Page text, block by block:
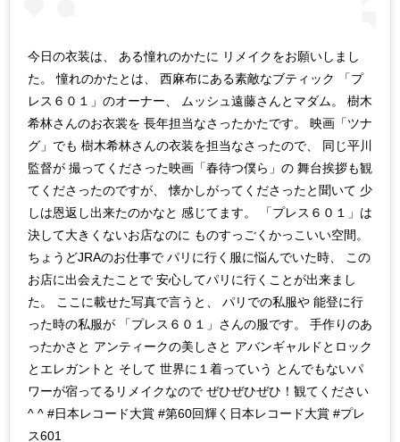
今日の衣装は、 ある憧れのかたに リメイクをお願いしまし
た。 憧れのかたとは、 西麻布にある素敵なブティック 「プ
レス６０１」のオーナー、 ムッシュ遠藤さんとマダム。 樹木
希林さんのお衣裳を 長年担当なさったかたです。 映画「ツナ
グ」でも 樹木希林さんの衣装を担当なさったので、 同じ平川
監督が 撮ってくださった映画「春待つ僕ら」の 舞台挨拶も観
てくださったのですが、 懐かしがってくださったと聞いて 少
しは恩返し出来たのかなと 感じてます。 「プレス６０１」は
決して大きくないお店なのに ものすっごくかっこいい空間。
ちょうどJRAのお仕事で パリに行く服に悩んでいた時、 この
お店に出会えたことで 安心してパリに行くことが出来まし
た。 ここに載せた写真で言うと、 パリでの私服や 能登に行
った時の私服が 「プレス６０１」さんの服です。 手作りのあ
ったかさと アンティークの美しさと アバンギャルドとロック
とエレガントと そして 世界に１着っていう とんでもないパ
ワーが宿ってるリメイクなので ぜひぜひぜひ！観てください
^ ^ #日本レコード大賞 #第60回輝く日本レコード大賞 #プレ
ス601